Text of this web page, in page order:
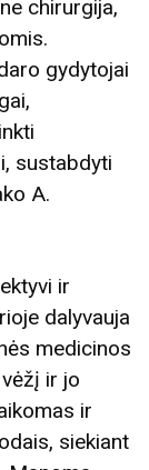
chirurgija,
gydytojai
sustabdyti
A.
ir
dalyvauja
medicinos
ir jo
ir
siekiant